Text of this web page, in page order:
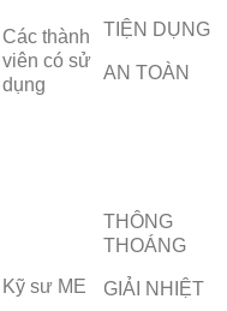
Các thành
viên có sử
dụng
TIỆN DỤNG
AN TOÀN
Kỹ sư ME
THÔNG
THOÁNG
GIẢI NHIỆT